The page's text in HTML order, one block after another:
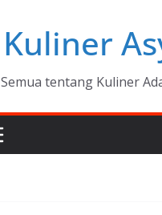
Kuliner
Semua tentang Kuliner